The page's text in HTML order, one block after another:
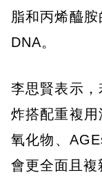
脂和丙烯醯
DNA。
李思賢表示
炸搭配重複
氧化物、
會更全面且複